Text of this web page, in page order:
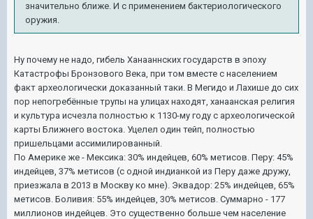
значительно ближе. И с применением бактериологического
оружия.
Ну почему не надо, гибель Ханааннских государств в эпоху
Катастрофы Бронзового Века, при том вместе с населением
факт археологически доказанный таки. В Мегидо и Лахише до сих
пор непогребённые трупы на улицах находят, ханаанская религия
и культура исчезла полностью к 1130-му году с археологической
карты Ближнего востока. Уцелел один тейп, полностью
пришельцами ассимилированный.
По Америке же - Мексика: 30% индейцев, 60% метисов. Перу: 45%
индейцев, 37% метисов (с одной индианкой из Перу даже дружу,
приезжала в 2013 в Москву ко мне). Эквадор: 25% индейцев, 65%
метисов. Боливия: 55% индейцев, 30% метисов. Суммарно - 177
миллионов индейцев. Это существенно больше чем население